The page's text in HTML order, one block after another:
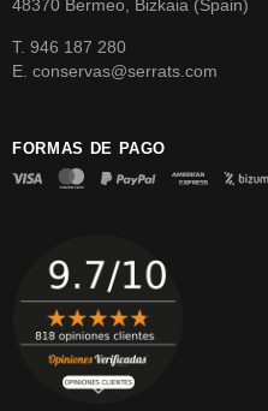
48370 Bermeo, Bizkaia (Spain)
T. 946 187 280
E. conservas@serrats.com
FORMAS DE PAGO